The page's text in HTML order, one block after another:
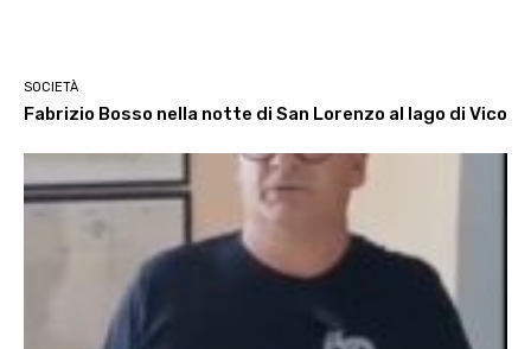
SOCIETÀ
Fabrizio Bosso nella notte di San Lorenzo al lago di Vico